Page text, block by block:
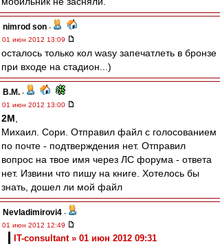
nimrod son -
01 июн 2012 13:09
осталось только кол wasy запечатлеть в бронзе
при входе на стадион...)
В.М. -
01 июн 2012 13:00
2M
Михаил. Сори. Отправил файл с голосованием
по почте - подтверждения нет. Отправил
вопрос на твое имя через ЛС форума - ответа
нет. Извини что пишу на книге. Хотелось бы
знать, дошел ли мой файл
Nevladimirovi4 -
01 июн 2012 12:49
IT-consultant » 01 июн 2012 09:31